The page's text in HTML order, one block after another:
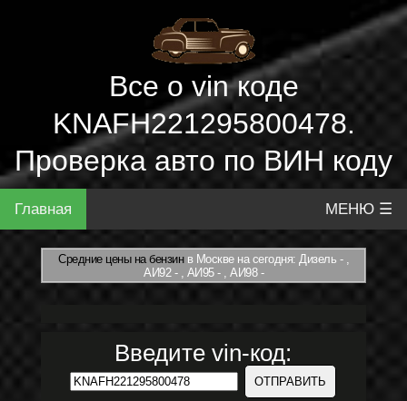
Все о vin коде
KNAFH221295800478.
Проверка авто по ВИН коду
Главная МЕНЮ ☰
Средние цены на бензинв Москве на сегодня: Дизель - ,
АИ92 - , АИ95 - , АИ98 -
Введите vin-код: